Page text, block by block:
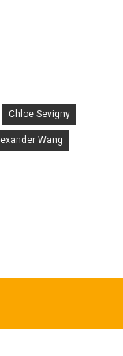
Chloe Sevigny
Wang